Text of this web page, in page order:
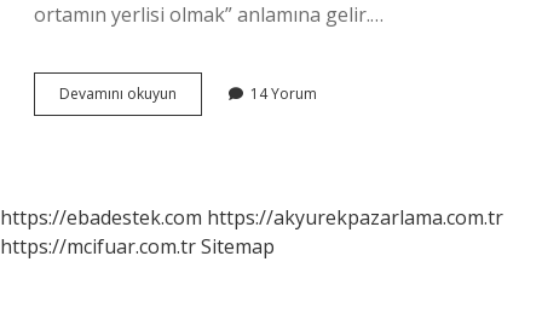
ortamın yerlisi olmak” anlamına gelir.…
Devamını okuyun
Ne
14 Yorum
https://ebadestek.com https://akyurekpazarlama.com.tr
https://mcifuar.com.trSitemap